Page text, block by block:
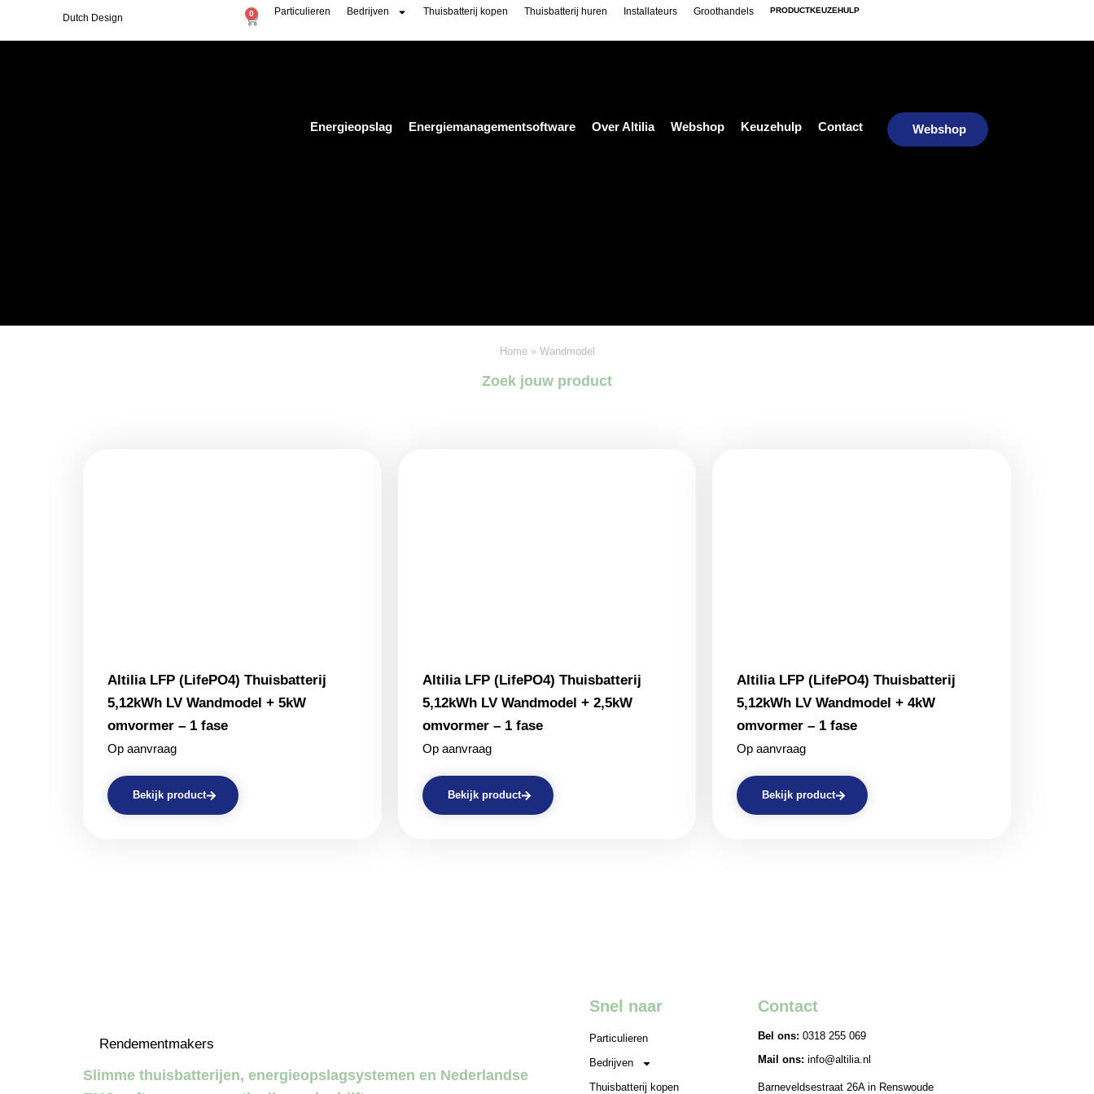
Dutch Design 0 Particulieren Bedrijven Thuisbatterij kopen Thuisbatterij huren Installateurs Groothandels PRODUCTKEUZEHULP
Energieopslag Energiemanagementsoftware Over Altilia Webshop Keuzehulp Contact Webshop
Home» Wandmodel
Zoek jouw product
Altilia LFP (LifePO4) Thuisbatterij
5,12kWh LV Wandmodel + 5kW
omvormer – 1 fase
Op aanvraag
Bekijk product
Altilia LFP (LifePO4) Thuisbatterij
5,12kWh LV Wandmodel + 2,5kW
omvormer – 1 fase
Op aanvraag
Bekijk product
Altilia LFP (LifePO4) Thuisbatterij
5,12kWh LV Wandmodel + 4kW
omvormer – 1 fase
Op aanvraag
Bekijk product
Rendementmakers
Slimme thuisbatterijen, energieopslagsystemen en Nederlandse
Snel naar
Particulieren
Bedrijven
Thuisbatterij kopen
Contact
Bel ons: 0318 255 069
Mail ons: info@altilia.nl
Barneveldsestraat 26A in Renswoude